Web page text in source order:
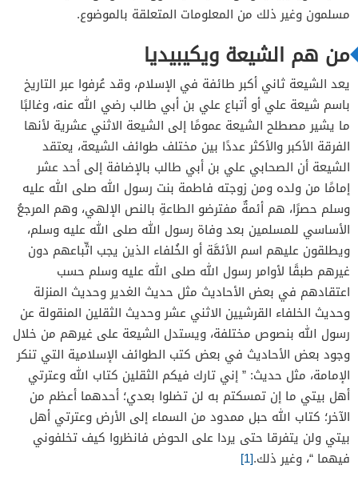
مسلمون وغير ذلك من المعلومات المتعلقة بالموضوع.
من هم الشيعة ويكيبيديا
يعد الشيعة ثاني أكبر طائفة في الإسلام، وقد عُرفوا عبر التاريخ
باسم شيعة علي أو أتباع علي بن أبي طالب رضي الله عنه، وغالبًا
ما يشير مصطلح الشيعة عمومًا إلى الشيعة الاثني عشرية لأنها
الفرقة الأكبر والأكثر عددًا بين مختلف طوائف الشيعة، يعتقد
الشيعة أن الصحابي علي بن أبي طالب بالإضافة إلى أحد عشر
إمامًا من ولده ومن زوجته فاطمة بنت رسول الله صلى الله عليه
وسلم حصرًا، هم أئمةٌ مفترضو الطاعةِ بالنص الإلهي، وهم المرجعُ
الأساسي للمسلمين بعد وفاة رسول الله صلى الله عليه وسلم،
ويطلقون عليهم اسم الأئمَّة أو الخُلفاء الذين يجب اتِّباعهم دون
غيرهم طبقًا لأوامر رسول الله صلى الله عليه وسلم حسب
اعتقادهم في بعض الأحاديث مثل حديث الغدير وحديث المنزلة
وحديث الخلفاء القرشيين الاثني عشر وحديث الثقلين المنقولة عن
رسول الله بنصوص مختلفة، ويستدل الشيعة على غيرهم من خلال
وجود بعض الأحاديث في بعض كتب الطوائف الإسلامية التي تنكر
الإمامة، مثل حديث: ” إني تارك فيكم الثقلين كتاب الله وعترتي
أهل بيتي ما إن تمسكتم به لن تضلوا بعدي؛ أحدهما أعظم من
الآخر؛ كتاب الله حبل ممدود من السماء إلى الأرض وعترتي أهل
بيتي ولن يتفرقا حتى يردا على الحوض فانظروا كيف تخلفوني
فيهما “، وغير ذلك.[1]